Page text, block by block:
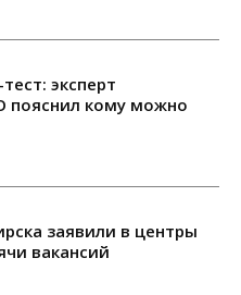
эксперт
пояснил кому можно
заявили в центры
вакансий